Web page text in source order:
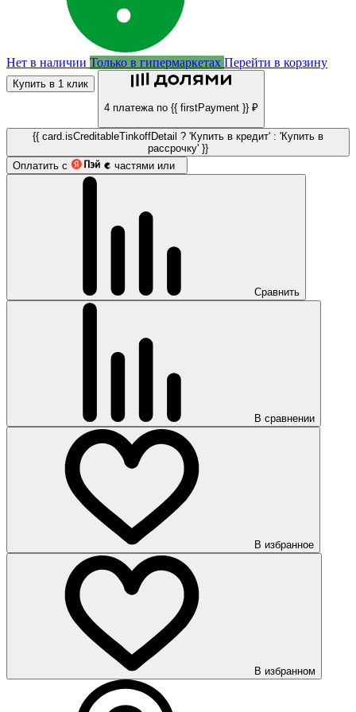
Нет в наличии Только в гипермаркетах Перейти в корзину
Купить в 1 клик
4 платежа по {{ firstPayment }} ₽
{{ card.isCreditableTinkoffDetail ? 'Купить в кредит' : 'Купить в
рассрочку' }}
Оплатить с
частями или
Сравнить
В сравнении
В избранное
В избранном